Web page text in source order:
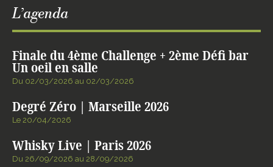
L’agenda
Finale du 4ème Challenge + 2ème Défi bar
Un oeil en salle
Du 02/03/2026 au 02/03/2026
Degré Zéro | Marseille 2026
Le 20/04/2026
Whisky Live | Paris 2026
Du 26/09/2026 au 28/09/2026